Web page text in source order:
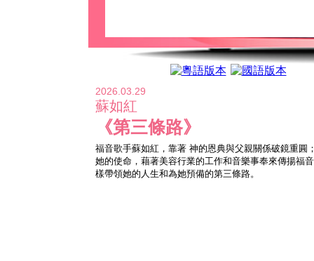
2026.03.29
蘇如紅
《第三條路》
福音歌手蘇如紅，靠著 神的恩典與父親關係破鏡重圓
她的使命，藉著美容行業的工作和音樂事奉來傳揚福
樣帶領她的人生和為她預備的第三條路。